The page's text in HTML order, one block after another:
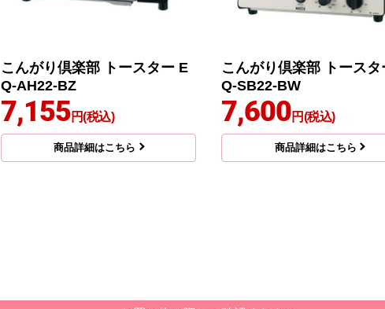
こんがり倶楽部 トースター E
Q-AH22-BZ
7,155円(税込)
商品詳細はこちら
こんがり倶楽部 トースタ
Q-SB22-BW
7,600円(税込)
商品詳細はこちら